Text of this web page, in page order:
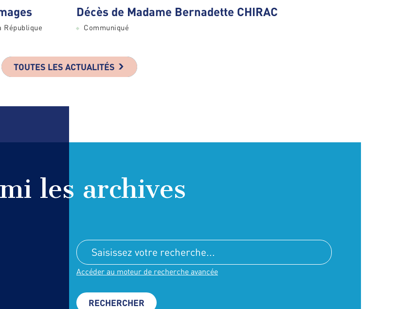
République
Décès de Madame Bernadette CHIRAC
Communiqué
TOUTES LES ACTUALITÉS
les archives
Accéder au moteur de recherche avancée